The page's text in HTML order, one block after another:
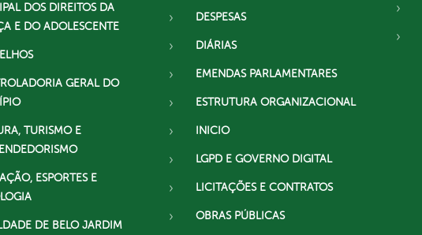
DOS DIREITOS DA
E DO ADOLESCENTE
GERAL DO
TURISMO E
ESPORTES E
DE BELO JARDIM
DESPESAS
DIÁRIAS
EMENDAS PARLAMENTARES
ESTRUTURA ORGANIZACIONAL
INICIO
LGPD E GOVERNO DIGITAL
LICITAÇÕES E CONTRATOS
OBRAS PÚBLICAS